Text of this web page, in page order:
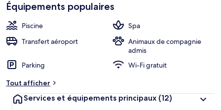
cœur
r
t
Équipements populaires
Piscine
Spa
Transfert aéroport
Animaux de compagnie
admis
Parking
Wi-Fi gratuit
Tout afficher
Services et équipements principaux (12)